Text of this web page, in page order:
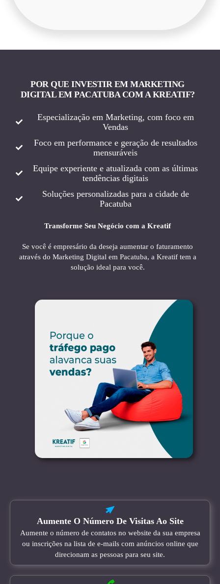
POR QUE INVESTIR EM MARKETING
DIGITAL EM PACATUBA COM A KREATIF?
Especialização em Marketing, com foco em
Vendas
Foco em performance e geração de resultados
mensuráveis
Equipe experiente e atualizada com as últimas
tendências digitais
Soluções personalizadas para a cidade de
Pacatuba
Transforme Seu Negócio com a Kreatif
Se você é empresário da deseja aumentar o faturamento
através do Marketing Digital em Pacatuba, a Kreatif tem a
solução ideal para você.
Aumente O Número De Visitas Ao Site
Aumente o número de contatos no website da sua empresa
ou inscrições na lista de e-mails com anúncios online que
direcionam as pessoas para seu site.